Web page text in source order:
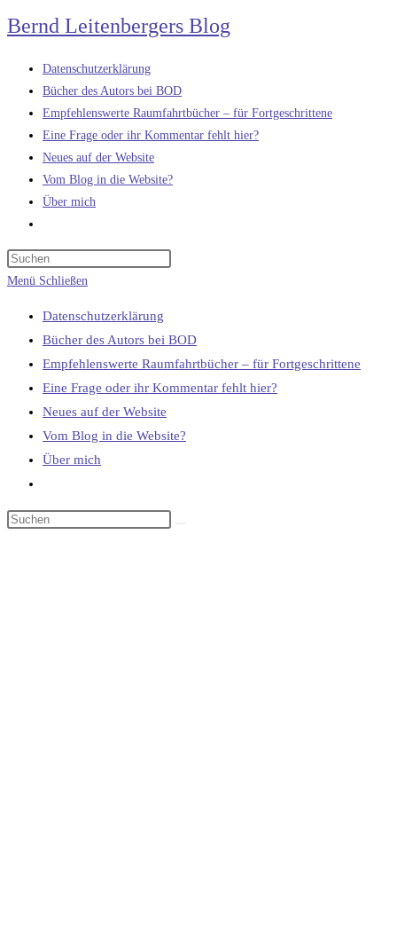
Zum
Inhalt
springen
Bernd Leitenbergers Blog
Datenschutzerklärung
Bücher des Autors bei BOD
Empfehlenswerte Raumfahrtbücher – für Fortgeschrittene
Eine Frage oder ihr Kommentar fehlt hier?
Neues auf der Website
Vom Blog in die Website?
Über mich
umschalten
Menü Schließen
Datenschutzerklärung
Bücher des Autors bei BOD
Empfehlenswerte Raumfahrtbücher – für Fortgeschrittene
Eine Frage oder ihr Kommentar fehlt hier?
Neues auf der Website
Vom Blog in die Website?
Über mich
umschalten